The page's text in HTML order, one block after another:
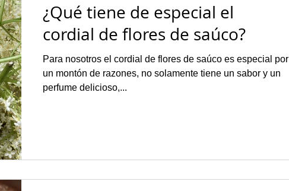
Seams to bee Zero waste o residuo zero zero waste
¿Qué tiene de especial el
cordial de flores de saúco?
Para nosotros el cordial de flores de saúco es especial por
un montón de razones, no solamente tiene un sabor y un
perfume delicioso,...